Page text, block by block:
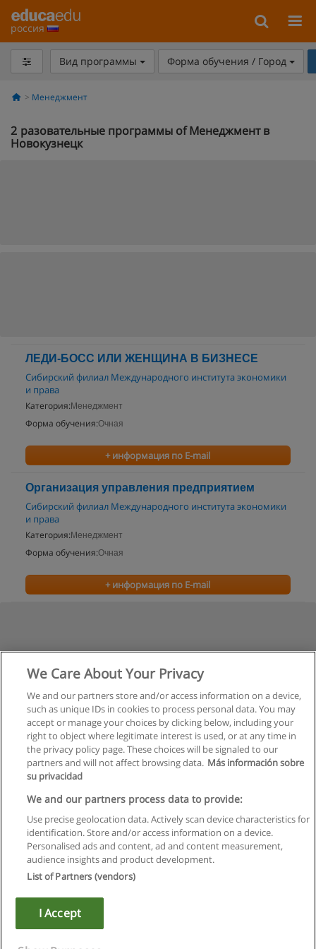
россия
Вид программы Форма обучения / Город
Менеджмент
2 разовательные программы of Менеджмент в
Новокузнецк
ЛЕДИ-БОСС ИЛИ ЖЕНЩИНА В БИЗНЕСЕ
Сибирский филиал Международного института экономики
и права
Категория: Менеджмент
Форма обучения:Очная
+ информация по E-mail
Организация управления предприятием
Сибирский филиал Международного института экономики
и права
Категория: Менеджмент
Форма обучения:Очная
+ информация по E-mail
Правила пользования
Конфиденциальность информации
Copyright © Educaedu Business S.L. - CIF : B-95610580: -
We Care About Your Privacy
We and our partners store and/or access information on a device,
such as unique IDs in cookies to process personal data. You may
accept or manage your choices by clicking below, including your
right to object where legitimate interest is used, or at any time in
the privacy policy page. These choices will be signaled to our
partners and will not affect browsing data. Más información sobre
su privacidad
We and our partners process data to provide:
Use precise geolocation data. Actively scan device characteristics for
identification. Store and/or access information on a device.
Personalised ads and content, ad and content measurement,
audience insights and product development.
List of Partners (vendors)
I Accept